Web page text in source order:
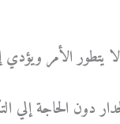
يتطور الأمر
دون الحاجة إلي